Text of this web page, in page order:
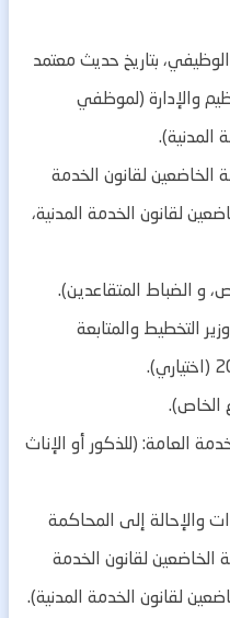
بتاريخ حديث معتمد
والإدارة (لموظفي
المدنية).
لقانون الخدمة
لقانون الخدمة المدنية،
و الضباط المتقاعدين).
التخطيط والمتابعة
الخاص).
العامة: (للذكور أو الإناث
والإحالة إلى المحاكمة
الخاضعين لقانون الخدمة
لقانون الخدمة المدنية).